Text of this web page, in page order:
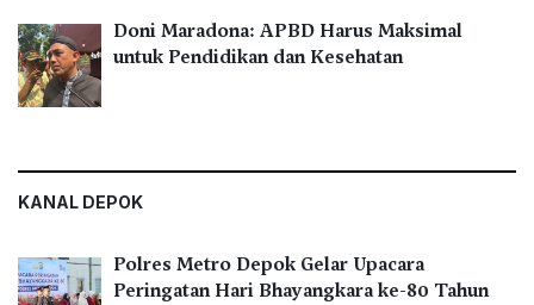
Doni Maradona: APBD Harus Maksimal
untuk Pendidikan dan Kesehatan
KANAL DEPOK
Polres Metro Depok Gelar Upacara
Peringatan Hari Bhayangkara ke-80 Tahun